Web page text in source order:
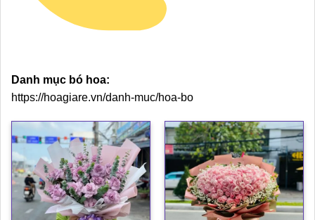
Danh mục bó hoa:
https://hoagiare.vn/danh-muc/hoa-bo